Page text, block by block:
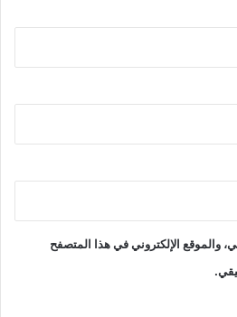
والموقع الإلكتروني في هذا المتصفح